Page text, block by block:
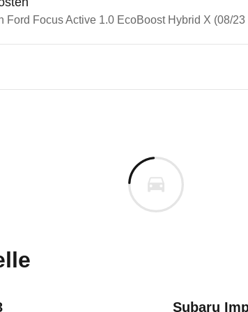
Ford Focus Active 1.0 EcoBoost Hybrid X (08/23
Baureihengeneration wie das
informieren. Welche Fahrzeuge
Subaru